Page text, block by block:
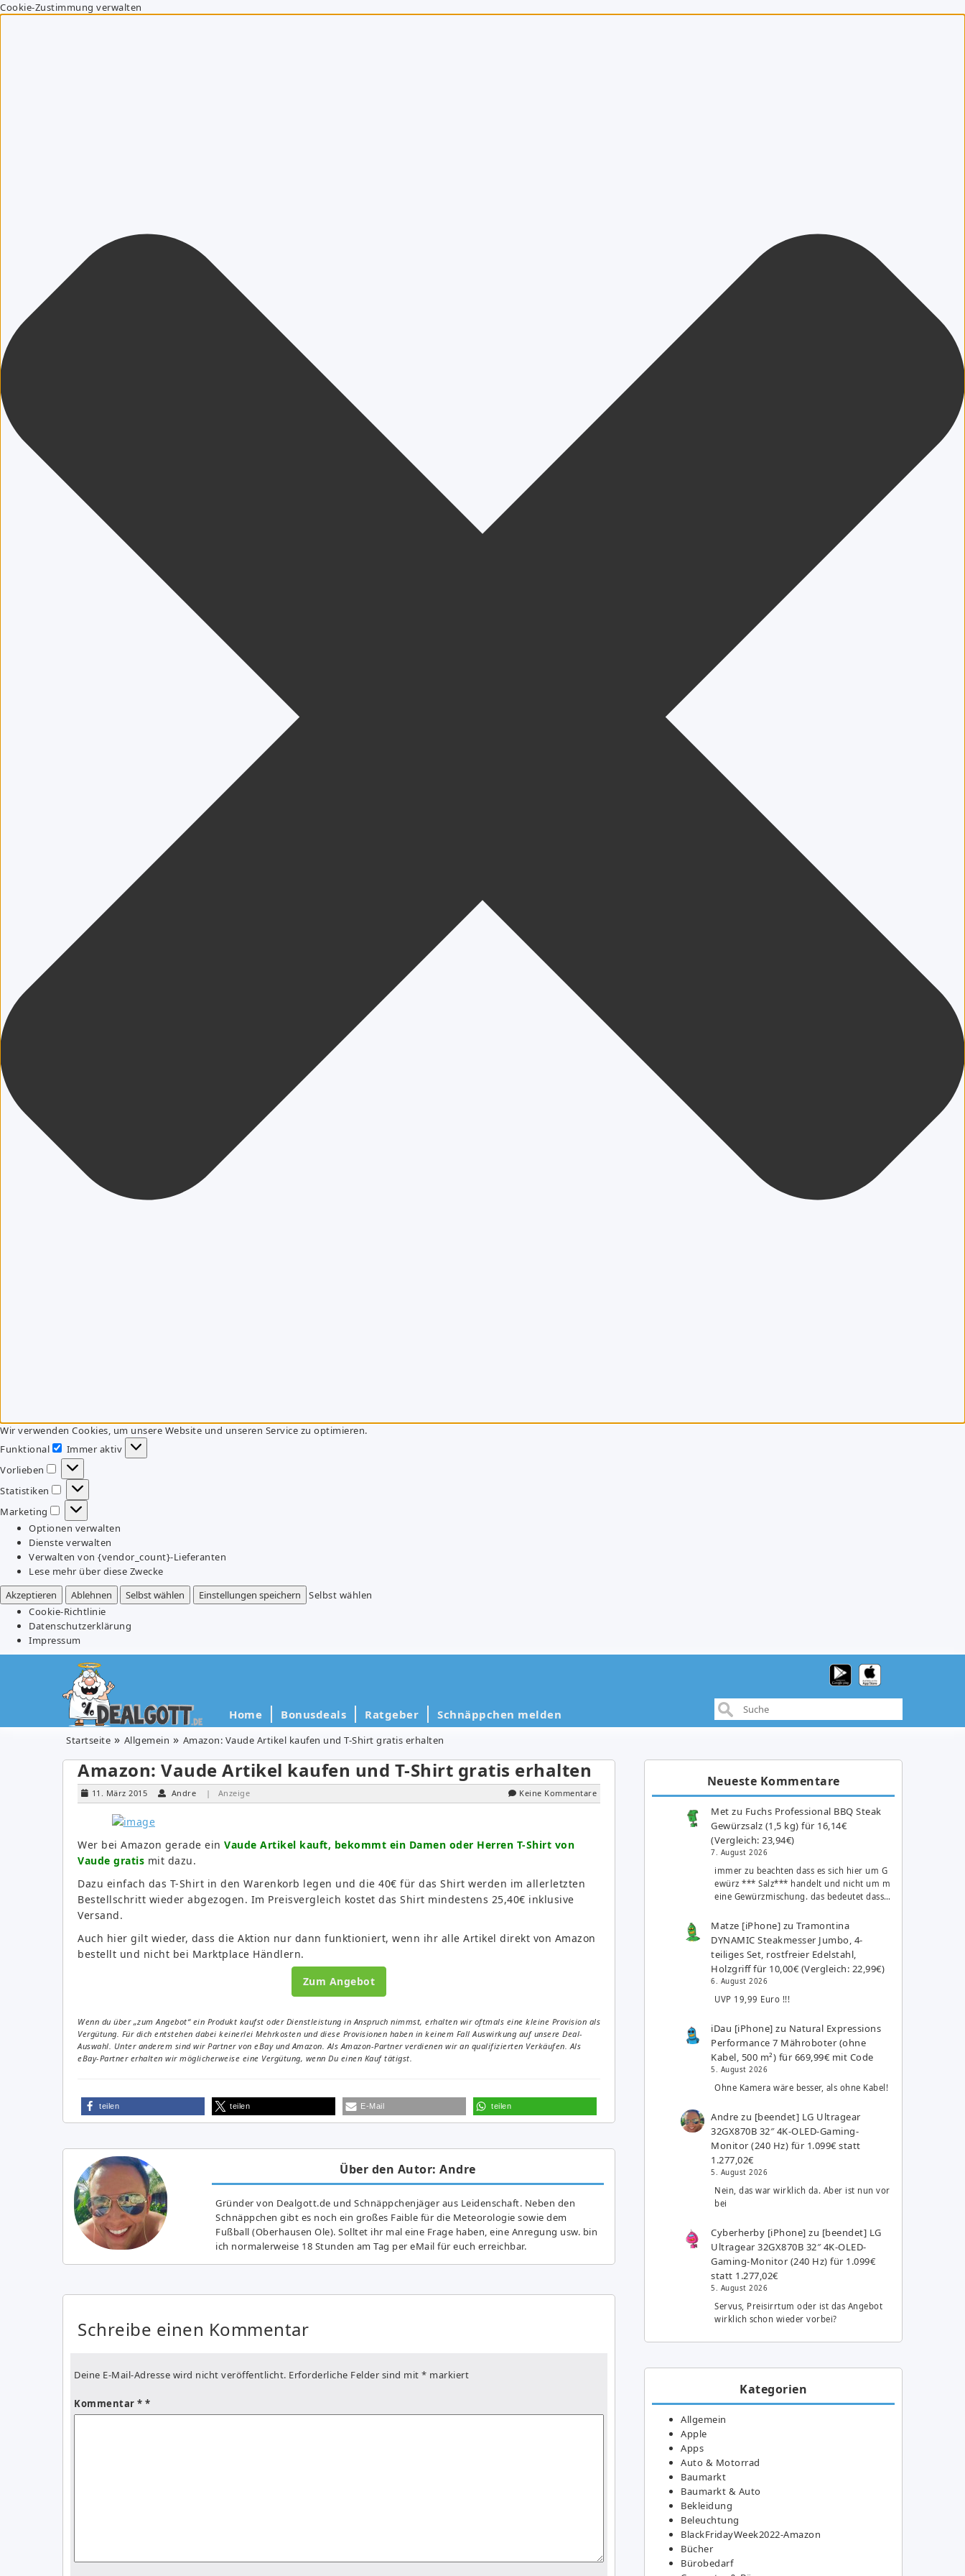
Cookie-Zustimmung verwalten
Wir verwenden Cookies, um unsere Website und unseren Service zu optimieren.
Funktional
Funktional
Immer aktiv
Vorlieben
Vorlieben
Statistiken
Statistiken
Marketing
Marketing
Optionen verwalten
Dienste verwalten
Verwalten von {vendor_count}-Lieferanten
Lese mehr über diese Zwecke
Akzeptieren
Ablehnen Selbst wählen Einstellungen speichern
Selbst wählen
Cookie-Richtlinie
Datenschutzerklärung
Impressum
Home Bonusdeals Ratgeber Schnäppchen melden
Startseite Allgemein Amazon: Vaude Artikel kaufen und T-Shirt gratis erhalten
Amazon: Vaude Artikel kaufen und T-Shirt gratis erhalten
11. März 2015 Andre | Anzeige Keine Kommentare
Wer bei Amazon gerade ein Vaude Artikel kauft, bekommt ein Damen oder Herren T-Shirt von
Vaude gratis mit dazu.
Dazu einfach das T-Shirt in den Warenkorb legen und die 40€ für das Shirt werden im allerletzten
Bestellschritt wieder abgezogen. Im Preisvergleich kostet das Shirt mindestens 25,40€ inklusive
Versand.
Auch hier gilt wieder, dass die Aktion nur dann funktioniert, wenn ihr alle Artikel direkt von Amazon
bestellt und nicht bei Marktplace Händlern.
Zum Angebot
Wenn du über „zum Angebot“ ein Produkt kaufst oder Dienstleistung in Anspruch nimmst, erhalten wir oftmals eine kleine Provision als
Vergütung. Für dich entstehen dabei keinerlei Mehrkosten und diese Provisionen haben in keinem Fall Auswirkung auf unsere Deal-
Auswahl. Unter anderem sind wir Partner von eBay und Amazon. Als Amazon-Partner verdienen wir an qualifizierten Verkäufen. Als
eBay-Partner erhalten wir möglicherweise eine Vergütung, wenn Du einen Kauf tätigst.
teilen teilen E-Mail teilen
Über den Autor: Andre
Gründer von Dealgott.de und Schnäppchenjäger aus Leidenschaft. Neben den
Schnäppchen gibt es noch ein großes Fai­ble für die Meteorologie sowie dem
Fußball (Oberhausen Ole). Solltet ihr mal eine Frage haben, eine Anregung usw. bin
ich normalerweise 18 Stunden am Tag per eMail für euch erreichbar.
Schreibe einen Kommentar
Deine E-Mail-Adresse wird nicht veröffentlicht. Erforderliche Felder sind mit * markiert
Kommentar *
Neueste Kommentare
Met zu Fuchs Professional BBQ Steak
Gewürzsalz (1,5 kg) für 16,14€
(Vergleich: 23,94€)
7. August 2026
immer zu beachten dass es sich hier um G
ewürz *** Salz*** handelt und nicht um m
eine Gewürzmischung. das bedeutet dass…
Matze [iPhone] zuTramontina
DYNAMIC Steakmesser Jumbo, 4-
teiliges Set, rostfreier Edelstahl,
Holzgriff für 10,00€ (Vergleich: 22,99€)
6. August 2026
UVP 19,99 Euro !!!
iDau [iPhone] zu Natural Expressions
Performance 7 Mähroboter (ohne
Kabel, 500 m²) für 669,99€ mit Code
5. August 2026
Ohne Kamera wäre besser, als ohne Kabel!
Andre zu [beendet] LG Ultragear
32GX870B 32″ 4K-OLED-Gaming-
Monitor (240 Hz) für 1.099€ statt
1.277,02€
5. August 2026
Nein, das war wirklich da. Aber ist nun vor
bei
Cyberherby [iPhone] zu [beendet] LG
Ultragear 32GX870B 32″ 4K-OLED-
Gaming-Monitor (240 Hz) für 1.099€
statt 1.277,02€
5. August 2026
Servus, Preisirrtum oder ist das Angebot
wirklich schon wieder vorbei?
Kategorien
Allgemein
Apple
Apps
Auto & Motorrad
Baumarkt
Baumarkt & Auto
Bekleidung
Beleuchtung
BlackFridayWeek2022-Amazon
Bücher
Bürobedarf